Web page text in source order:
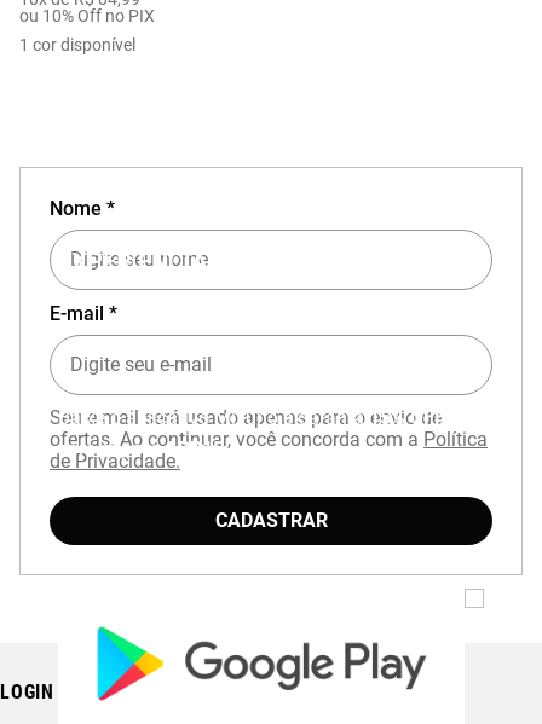
ou 10% Off no PIX
1 cor disponível
EXPERIÊNCIA MIZUNO NO APP
Baixe o aplicativo Mizuno e garanta 15% OFF
com cupomAPP15.
Nome *
E-mail *
Seu e-mail será usado apenas para o envio de
ofertas. Ao continuar, você concorda com a Política
de Privacidade.
CADASTRAR
LOGIN
PRECISA DE AJUDA?